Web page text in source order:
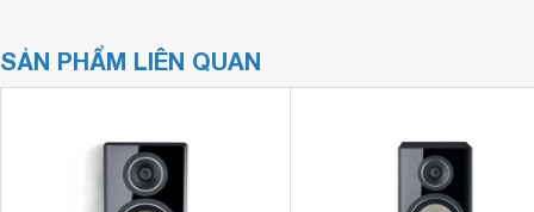
SẢN PHẨM LIÊN QUAN